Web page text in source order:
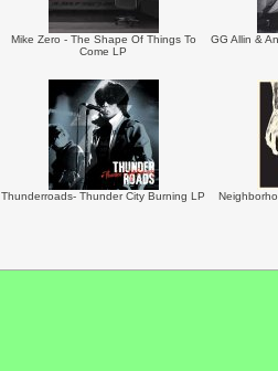
Mike Zero - The Shape Of Things To
Come LP
GG Allin &
Thunderroads- Thunder City Burning LP